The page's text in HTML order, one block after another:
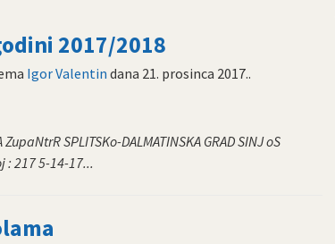
2017/2018
Igor Valentin dana 21. prosinca 2017..
SPLITSKo-DALMATINSKA GRAD SINJ oS
: 217 5-14-17...